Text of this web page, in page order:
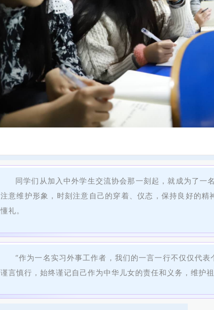
同学们从加入中外学生交流协会那一刻起，就成为了一
注意维护形象，时刻注意自己的穿着、仪态，保持良好的精
懂礼。
“作为一名实习外事工作者，我们的一言一行不仅仅代
谨言慎行，始终谨记自己作为中华儿女的责任和义务，维护